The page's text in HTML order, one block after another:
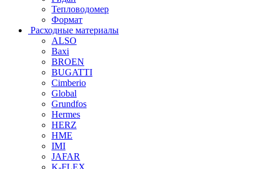
Тепловодомер
Формат
Расходные материалы
ALSO
Baxi
BROEN
BUGATTI
Cimberio
Global
Grundfos
Hermes
HERZ
HME
IMI
JAFAR
K-FLEX